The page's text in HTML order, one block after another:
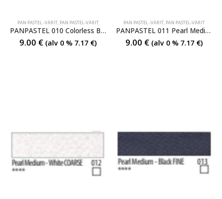
PAN PASTEL -VÄRIT, PAN PASTEL-VÄRIT
PANPASTEL 010 Colorless Blender
9.00 € (alv 0 % 7.17 €)
PAN PASTEL -VÄRIT, PAN PASTEL-VÄRIT
PANPASTEL 011 Pearl Medium White Fine
9.00 € (alv 0 % 7.17 €)